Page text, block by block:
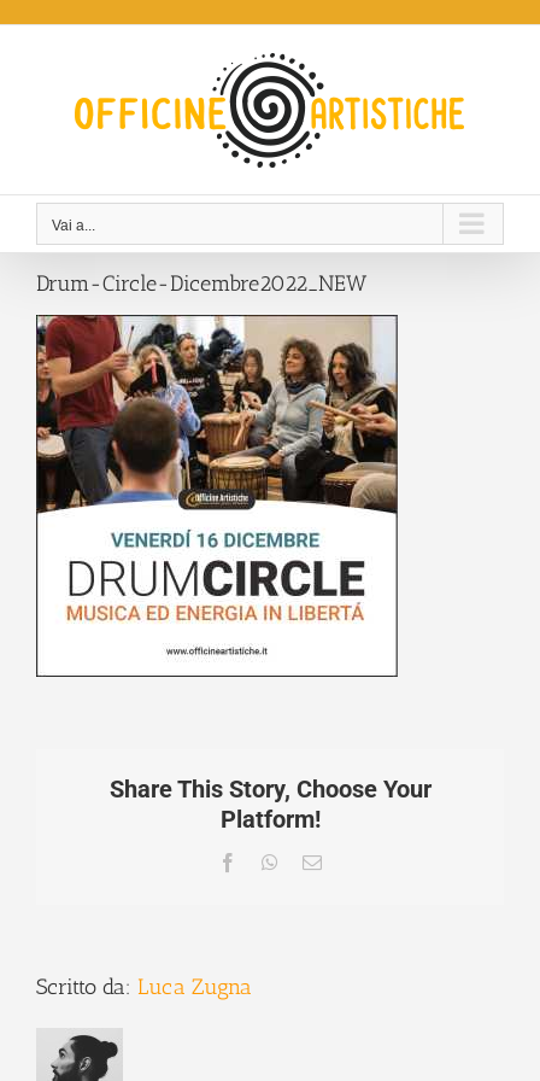
Vai a...
Drum-Circle-Dicembre2022_NEW
Share This Story, Choose Your
Platform!
FacebookWhatsApp
Email
Scritto da: Luca Zugna